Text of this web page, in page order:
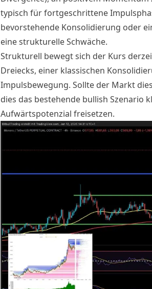
typisch für fortgeschrittene
bevorstehende Konsolidierung oder
eine strukturelle Schwäche.
Strukturell bewegt sich der Kurs
Dreiecks, einer klassischen
Impulsbewegung. Sollte der Markt
dies das bestehende bullish Szenario
Aufwärtspotenzial freisetzen.